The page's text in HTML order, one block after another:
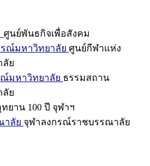
ศูนย์พันธกิจเพื่อสังคม
ณ์มหาวิทยาลัย ศูนย์กีฬาแห่ง
ลัย
มหาวิทยาลัย ธรรมสถาน
ลัย
ทยาน 100 ปี จุฬาฯ
าลัย จุฬาลงกรณ์ราชบรรณาลัย